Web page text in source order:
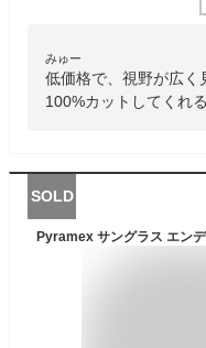
みゅー
低価格で、視野が広く
100%カットしてくれ
SOLD